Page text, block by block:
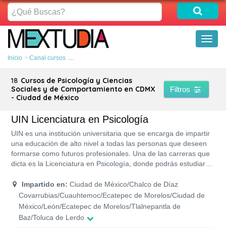
¿Qué
Buscas?
Inicio Canal cursos Psicología y Ciencias Sociales y de Comportamiento
18 Cursos de Psicología y Ciencias
Sociales y de Comportamiento en CDMX
- Ciudad de México
Filtros
UIN Licenciatura en Psicología
UIN es una institución universitaria que se encarga de impartir
una educación de alto nivel a todas las personas que deseen
formarse como futuros profesionales. Una de las carreras que
dicta es la Licenciatura en Psicología, donde podrás estudiar
diversos turnos: Matutino, vespertino, nocturno sabatino y
mixtos.
Impartido en: Ciudad de México/Chalco de Díaz
Covarrubias/Cuauhtemoc/Ecatepec de Morelos/Ciudad de
México/León/Ecatepec de Morelos/Tlalnepantla de
Baz/Toluca de Lerdo